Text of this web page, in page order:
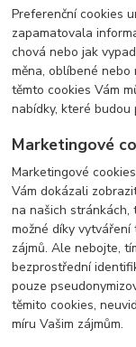
Preferenční cookies
zapamatovala
chová nebo jak
měna, oblíbené
těmto cookies Vám
nabídky, které budou
Marketingové
Marketingové
Vám dokázali
na našich
možné díky
zájmů. Ale nebojte,
bezprostřední
pouze
těmito cookies,
míru Vašim zájmům.